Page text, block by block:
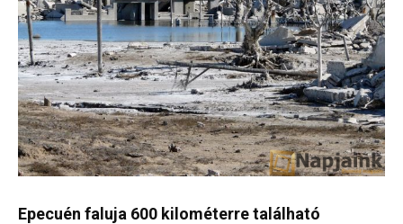
Epecuén faluja 600 kilométerre található